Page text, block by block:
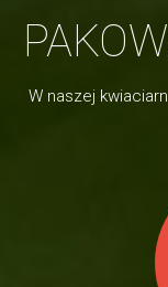
W naszej